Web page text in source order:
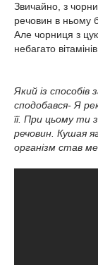
Звичайно, з
речовин в ньому
Але чорниця з
небагато
Який із способів
сподобався- Я
її. При цьому ти
речовин. Кушая
організм став